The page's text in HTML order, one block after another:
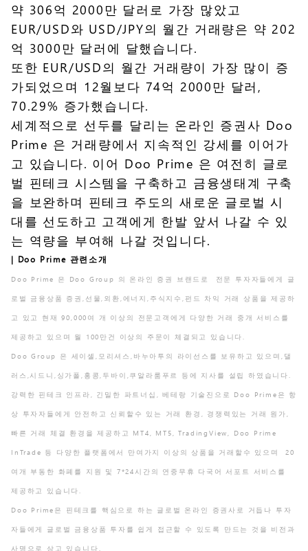
약 306억 2000만 달러로 가장 많았고
EUR/USD와 USD/JPY의 월간 거래량은 약 202
억 3000만 달러에 달했습니다.
또한 EUR/USD의 월간 거래량이 가장 많이 증
가되었으며 12월보다 74억 2000만 달러,
70.29% 증가했습니다.
세계적으로 선두를 달리는 온라인 증권사 Doo
Prime 은 거래량에서 지속적인 강세를 이어가
고 있습니다. 이어 Doo Prime 은 여전히 글로
벌 핀테크 시스템을 구축하고 금융생태계 구축
을 보완하며 핀테크 주도의 새로운 글로벌 시
대를 선도하고 고객에게 한발 앞서 나갈 수 있
는 역량을 부여해 나갈 것입니다.
| Doo Prime 관련소개
Doo Prime 은 Doo Group 의 온라인 증권 브랜드로 전문 투자자들에게 글
로벌 금융상품 증권,선물,외환,에너지,주식지수,펀드 차익 거래 상품을 제공하
고 있고 현재 90,000여 개 이상의 전문고객에게 다양한 거래 중개 서비스를
제공하고 있으며 월 100만건 이상의 주문이 체결되고 있습니다.
Doo Group 은 세이셸,모리셔스,바누아투의 라이선스를 보유하고 있으며,댈
러스,시드니,싱가폴,홍콩,두바이,쿠알라룸푸르 등에 지사를 설립 하였습니다.
강력한 핀테크 인프라, 긴밀한 파트너십, 베테랑 기술진으로 Doo Prime은 항
상 투자자들에게 안전하고 신뢰할수 있는 거래 환경, 경쟁력있는 거래 원가,
빠른 거래 체결 환경을 제공하고 MT4, MT5, TradingView, Doo Prime
InTrade 등 다양한 플랫폼에서 만여가지 이상의 상품을 거래할수 있으며 20
여개 부동한 화폐를 지원 및 7*24시간의 연중무휴 다국어 서포트 서비스를
제공하고 있습니다.
Doo Prime은 핀테크를 핵심으로 하는 글로벌 온라인 증권사로 거듭나 투자
자들에게 글로벌 금융상품 투자를 쉽게 접근할 수 있도록 만드는 것을 비전과
사명으로 삼고 있습니다.